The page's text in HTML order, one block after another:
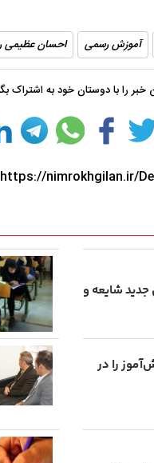
آموزش رسمی احسان عظیمی
خبر را با دوستان خود به اشتراک
https://nimrokhgilan.ir/
شایعه و
۲۰ هزار دانش‌آموز را در